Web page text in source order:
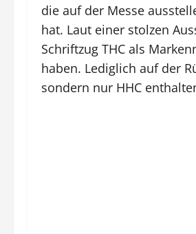
die auf der Messe
hat. Laut einer stolzen
Schriftzug THC als
haben. Lediglich auf der
sondern nur HHC